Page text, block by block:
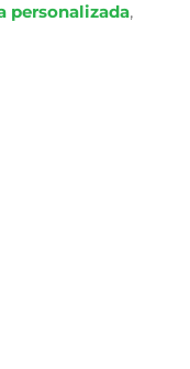
personalizada,